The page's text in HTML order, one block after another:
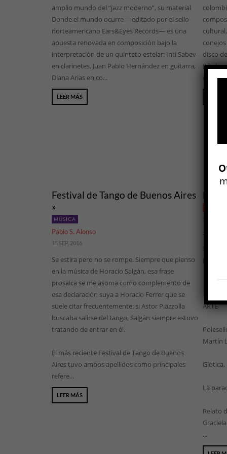
amplio mundo del “jazz moderno”, su material
Donde el mundo ocurre —editado por el sello
norteamericano Ears&Eyes Records— es una
apuesta renovada en composición bajo la
interpretación de un quinteto estelar: Inti Sabev
en clarinetes, Juan Pablo Hernández en guitarra,
Diana Arias en co...
LEER MÁS
Festival de Tango de Buenos Aires
»
MÚSICA
Pablo S. Alonso
15 SEP, 2016
Se estira pero no se rompe. Siempre que pienso
en la música de Horacio Salgán, esa frase
prosaica se me asoma como complemento de
esa declaración suya a Horacio Ferrer que se
suele citar frecuentemente: si Astor Piazzolla
buscaba salirse del tango, Salgán siempre estuvo
tratando de entrar en él.
El más reciente Festival de Tango de Buenos
Aires tuvo ambos apellidos como principales
refere...
LEER MÁS
disco
(título
El
ARTE
Martín
La
Relato
...